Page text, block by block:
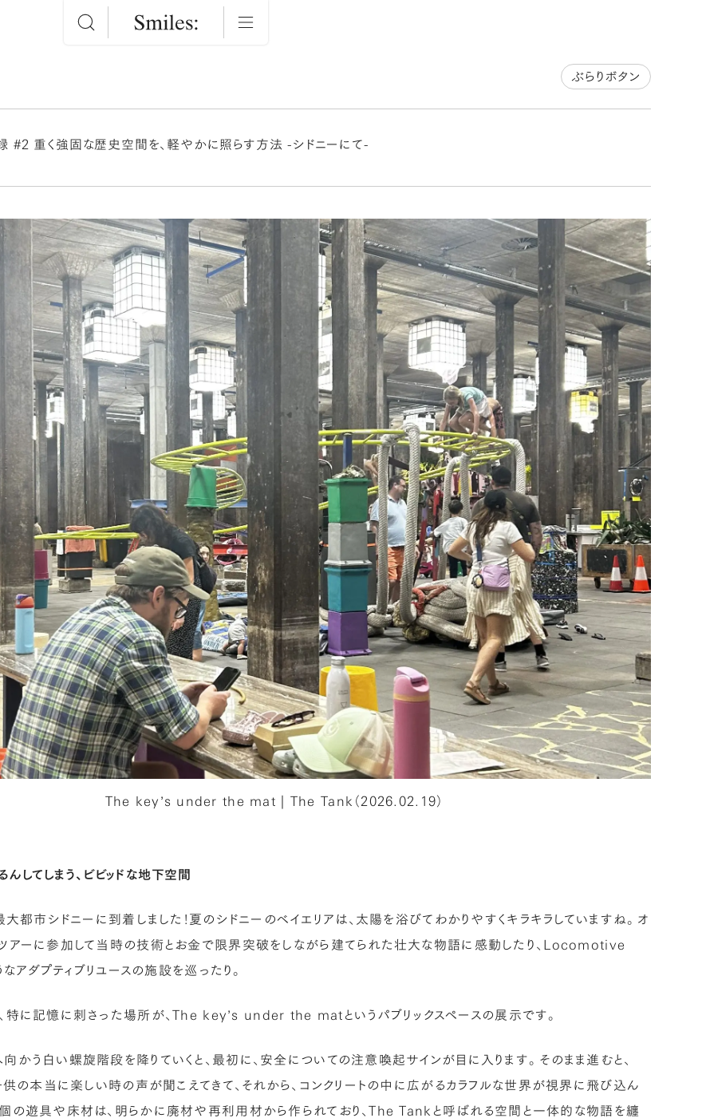
ぶらりボタン
#2 重く強固な歴史空間を、軽やかに照らす方法 -シドニーにて-
The key’s under the mat | The Tank（2026.02.19）
してしまう、ビビッドな地下空間
大都市シドニーに到着しました！夏のシドニーのベイエリアは、太陽を浴びてわかりやすくキラキラしていますね。オ
アーに参加して当時の技術とお金で限界突破をしながら建てられた壮大な物語に感動したり、Locomotive
ダプティブリユースの施設を巡ったり。
特に記憶に刺さった場所が、The key’s under the matというパブリックスペースの展示です。
かう白い螺旋階段を降りていくと、最初に、安全についての注意喚起サインが目に入ります。そのまま進むと、
子供の本当に楽しい時の声が聞こえてきて、それから、コンクリートの中に広がるカラフルな世界が視界に飛び込ん
の遊具や床材は、明らかに廃材や再利用材から作られており、The Tankと呼ばれる空間と一体的な物語を纏